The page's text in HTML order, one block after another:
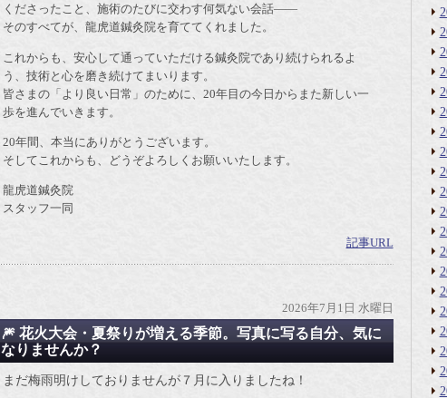
くださったこと、施術のたびに交わす何気ない会話――
そのすべてが、龍虎道鍼灸院を育ててくれました。
これからも、安心して通っていただける鍼灸院であり続けられるよ
う、技術と心を磨き続けてまいります。
皆さまの「より良い日常」のために、20年目の今日からまた新しい一
歩を進んでいきます。
20年間、本当にありがとうございます。
そしてこれからも、どうぞよろしくお願いいたします。
龍虎道鍼灸院
スタッフ一同
記事URL
2026年7月1日 水曜日
🎆 花火大会・夏祭りが増える季節。写真に写る自分、気に
なりませんか？
まだ梅雨明けしておりませんが７月に入りましたね！